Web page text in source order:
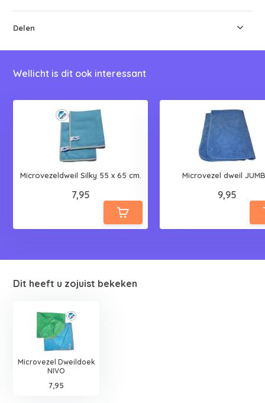
Delen
Wellicht is dit ook interessant
Microvezeldweil Silky 55 x 65 cm.
7,95
Microvezel dweil
9,95
Dit heeft u zojuist bekeken
Microvezel Dweildoek
NIVO
7,95